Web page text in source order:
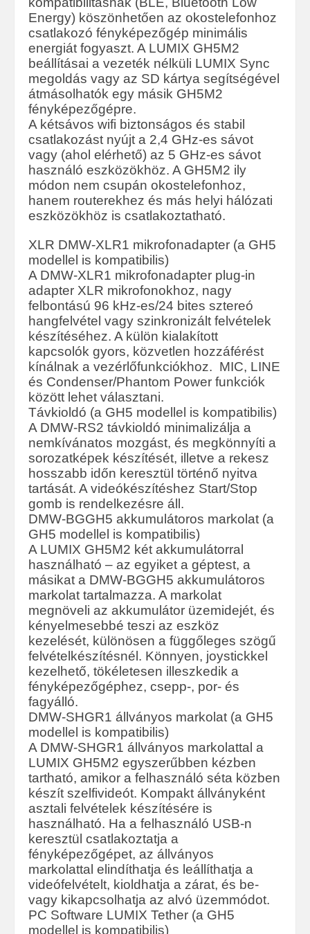
Energy) köszönhetően az okostelefonhoz
csatlakozó fényképezőgép minimális
energiát fogyaszt. A LUMIX GH5M2
beállításai a vezeték nélküli LUMIX Sync
megoldás vagy az SD kártya segítségével
átmásolhatók egy másik GH5M2
fényképezőgépre.
A kétsávos wifi biztonságos és stabil
csatlakozást nyújt a 2,4 GHz-es sávot
vagy (ahol elérhető) az 5 GHz-es sávot
használó eszközökhöz. A GH5M2 ily
módon nem csupán okostelefonhoz,
hanem routerekhez és más helyi hálózati
eszközökhöz is csatlakoztatható.
XLR DMW-XLR1 mikrofonadapter (a GH5
modellel is kompatibilis)
A DMW-XLR1 mikrofonadapter plug-in
adapter XLR mikrofonokhoz, nagy
felbontású 96 kHz-es/24 bites sztereó
hangfelvétel vagy szinkronizált felvételek
készítéséhez. A külön kialakított
kapcsolók gyors, közvetlen hozzáférést
kínálnak a vezérlőfunkciókhoz. MIC, LINE
és Condenser/Phantom Power funkciók
között lehet választani.
Távkioldó (a GH5 modellel is kompatibilis)
A DMW-RS2 távkioldó minimalizálja a
nemkívánatos mozgást, és megkönnyíti a
sorozatképek készítését, illetve a rekesz
hosszabb időn keresztül történő nyitva
tartását. A videókészítéshez Start/Stop
gomb is rendelkezésre áll.
DMW-BGGH5 akkumulátoros markolat (a
GH5 modellel is kompatibilis)
A LUMIX GH5M2 két akkumulátorral
használható – az egyiket a géptest, a
másikat a DMW-BGGH5 akkumulátoros
markolat tartalmazza. A markolat
megnöveli az akkumulátor üzemidejét, és
kényelmesebbé teszi az eszköz
kezelését, különösen a függőleges szögű
felvételkészítésnél. Könnyen, joystickkel
kezelhető, tökéletesen illeszkedik a
fényképezőgéphez, csepp-, por- és
fagyálló.
DMW-SHGR1 állványos markolat (a GH5
modellel is kompatibilis)
A DMW-SHGR1 állványos markolattal a
LUMIX GH5M2 egyszerűbben kézben
tartható, amikor a felhasználó séta közben
készít szelfivideót. Kompakt állványként
asztali felvételek készítésére is
használható. Ha a felhasználó USB-n
keresztül csatlakoztatja a
fényképezőgépet, az állványos
markolattal elindíthatja és leállíthatja a
videófelvételt, kioldhatja a zárat, és be-
vagy kikapcsolhatja az alvó üzemmódot.
PC Software LUMIX Tether (a GH5
modellel is kompatibilis)